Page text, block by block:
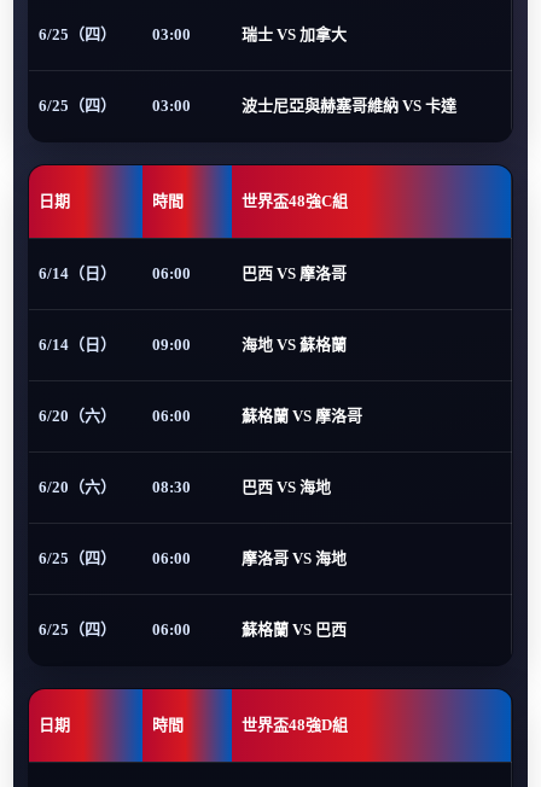
6/25（四） 03:00 瑞士 VS 加拿大
6/25（四） 03:00 波士尼亞與赫塞哥維納 VS 卡達
日期 時間 世界盃48強C組
6/14（日） 06:00 巴西 VS 摩洛哥
6/14（日） 09:00 海地 VS 蘇格蘭
6/20（六） 06:00 蘇格蘭 VS 摩洛哥
6/20（六） 08:30 巴西 VS 海地
6/25（四） 06:00 摩洛哥 VS 海地
6/25（四） 06:00 蘇格蘭 VS 巴西
日期 時間 世界盃48強D組